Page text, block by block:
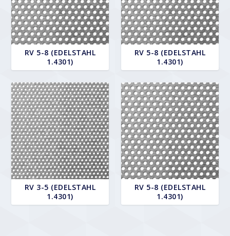
RV 5-8 (EDELSTAHL
1.4301)
RV 5-8 (EDELSTAHL
1.4301)
RV 3-5 (EDELSTAHL
1.4301)
RV 5-8 (EDELSTAHL
1.4301)